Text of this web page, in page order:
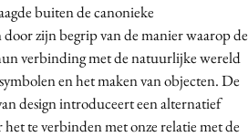
buiten de canonieke
zijn begrip van de manier waarop de
verbinding met de natuurlijke wereld
en het maken van objecten. De
design introduceert een alternatief
te verbinden met onze relatie met de